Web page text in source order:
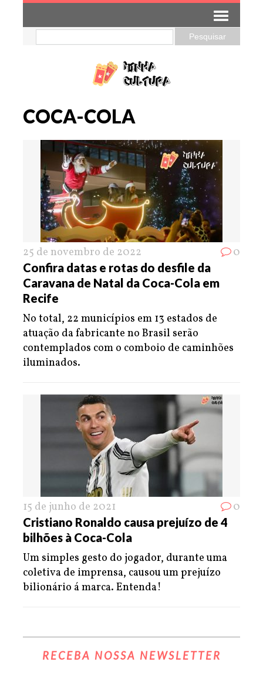
COCA-COLA
25 de novembro de 2022 0
Confira datas e rotas do desfile da
Caravana de Natal da Coca-Cola em
Recife
No total, 22 municípios em 13 estados de
atuação da fabricante no Brasil serão
contemplados com o comboio de caminhões
iluminados.
15 de junho de 2021 0
Cristiano Ronaldo causa prejuízo de 4
bilhões à Coca-Cola
Um simples gesto do jogador, durante uma
coletiva de imprensa, causou um prejuízo
bilionário á marca. Entenda!
RECEBA NOSSA NEWSLETTER